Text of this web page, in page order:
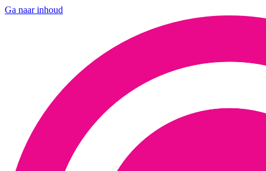
Ga naar inhoud